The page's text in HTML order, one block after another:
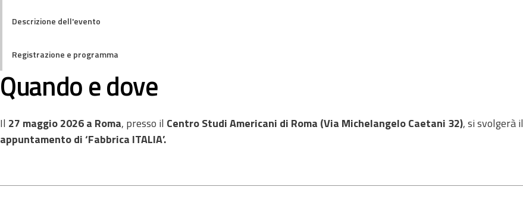
Descrizione dell'evento
Registrazione e programma
Quando e dove
Il 27 maggio 2026 a Roma, presso il Centro Studi Americani di Roma (Via Michelangelo Caetani 32), si svolgerà il
appuntamento di ‘Fabbrica ITALIA’.